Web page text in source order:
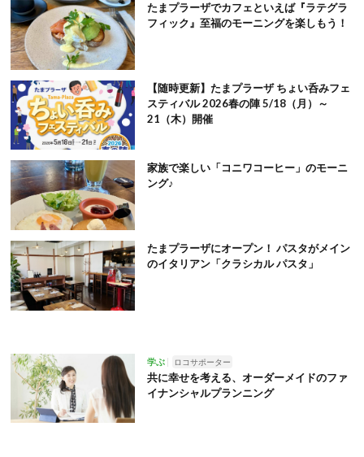
たまプラーザでカフェといえば『ラテグラ
フィック』至福のモーニングを楽しもう！
【随時更新】たまプラーザ ちょい呑みフェ
スティバル 2026春の陣 5/18（月）～
21（木）開催
家族で楽しい「コニワコーヒー」のモーニ
ング♪
たまプラーザにオープン！ パスタがメイン
のイタリアン「クラシカル パスタ」
学ぶ ロコサポーター
共に幸せを考える、オーダーメイドのファ
イナンシャルプランニング